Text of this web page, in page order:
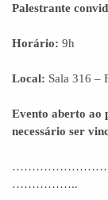
Palestrante
Horário: 9h
Local: Sala 316 –
Evento aberto ao
necessário ser
……………..